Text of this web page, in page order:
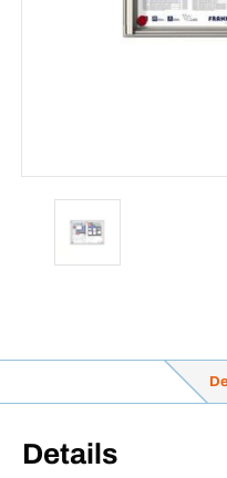
Details